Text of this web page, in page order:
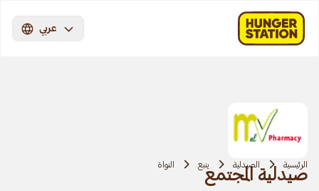
عربي
الرئيسية الصيدلية ينبع النواة
صيدلية المجتمع